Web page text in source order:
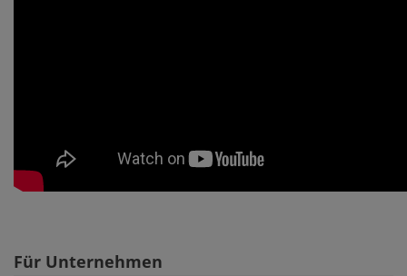
Für Unternehmen